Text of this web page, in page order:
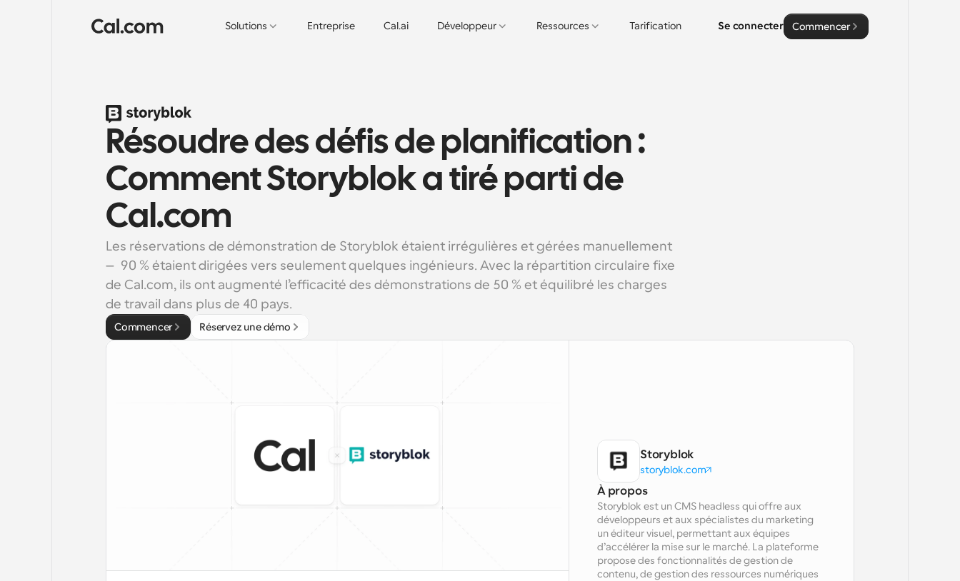
Solutions Entreprise Cal.ai Développeur Ressources Tarification Se connecter Commencer
Résoudre des défis de planification :
Comment Storyblok a tiré parti de
Cal.com
Les réservations de démonstration de Storyblok étaient irrégulières et gérées manuellement
— 90 % étaient dirigées vers seulement quelques ingénieurs. Avec la répartition circulaire fixe
de Cal.com, ils ont augmenté l’efficacité des démonstrations de 50 % et équilibré les charges
de travail dans plus de 40 pays.
Commencer Réservez une démo
Storyblok
storyblok.com
À propos
Storyblok est un CMS headless qui offre aux
développeurs et aux spécialistes du marketing
un éditeur visuel, permettant aux équipes
d’accélérer la mise sur le marché. La plateforme
propose des fonctionnalités de gestion de
contenu, de gestion des ressources numériques